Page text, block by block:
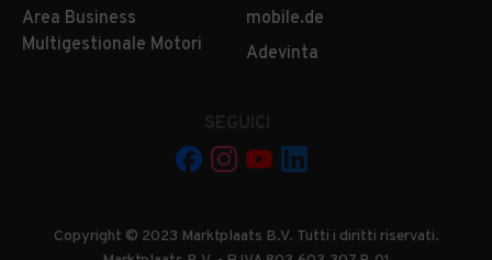
Area Business
Multigestionale Motori
mobile.de
Adevinta
Copyright © 2023 Marktplaats B.V. Tutti i diritti riservati.